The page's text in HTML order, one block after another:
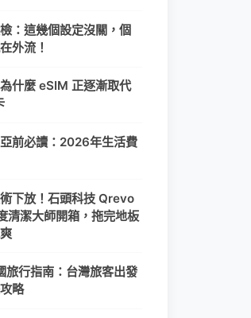
：這幾個設定沒關，個
外流！
什麼 eSIM 正逐漸取代
前必讀：2026年生活費
下放！石頭科技 Qrevo
清潔大師開箱，拖完地板
旅行指南：台灣旅客出發
略